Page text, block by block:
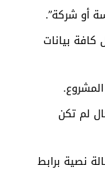
أو شركة”.
كافة بيانات
لم تكن
نصية برابط